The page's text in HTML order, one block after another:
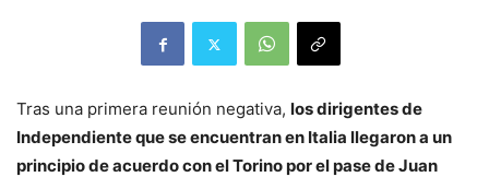
Tras una primera reunión negativa, los dirigentes de
Independiente que se encuentran en Italia llegaron a un
principio de acuerdo con el Torino por el pase de Juan